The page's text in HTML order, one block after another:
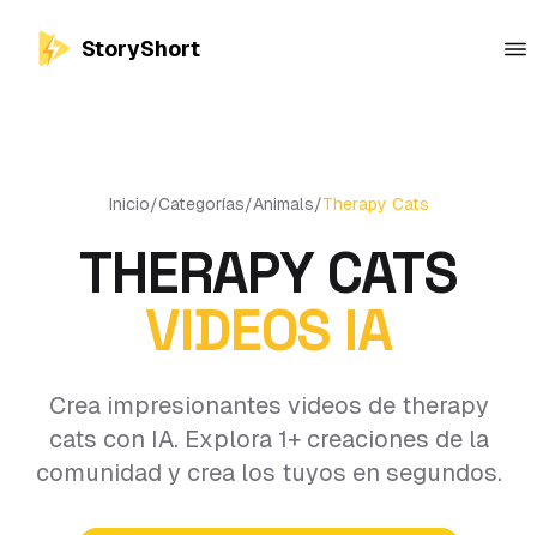
StoryShort
Inicio/Categorías/Animals/Therapy Cats
THERAPY CATS
VIDEOS IA
Crea impresionantes videos de therapy
cats con IA. Explora 1+ creaciones de la
comunidad y crea los tuyos en segundos.